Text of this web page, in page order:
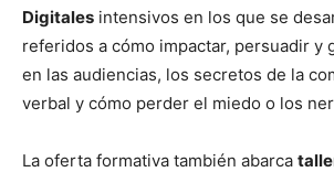
Digitales intensivos en los que se
referidos a cómo impactar, persuadir y
en las audiencias, los secretos de la
verbal y cómo perder el miedo o los
La oferta formativa también abarca